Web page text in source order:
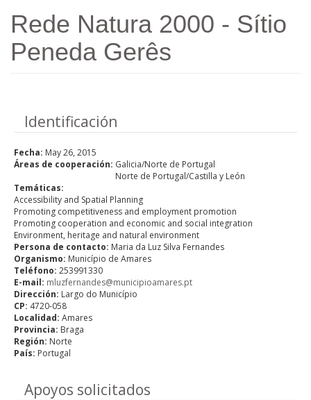
Rede Natura 2000 - Sítio
Peneda Gerês
Hide
Identificación
Fecha: May 26, 2015
Áreas de cooperación: Galicia/Norte de Portugal
Norte de Portugal/Castilla y León
Temáticas:
Accessibility and Spatial Planning
Promoting competitiveness and employment promotion
Promoting cooperation and economic and social integration
Environment, heritage and natural environment
Persona de contacto: Maria da Luz Silva Fernandes
Organismo: Município de Amares
Teléfono: 253991330
E-mail: mluzfernandes@municipioamares.pt
Dirección: Largo do Município
CP: 4720-058
Localidad: Amares
Provincia: Braga
Región: Norte
País: Portugal
Hide
Apoyos solicitados